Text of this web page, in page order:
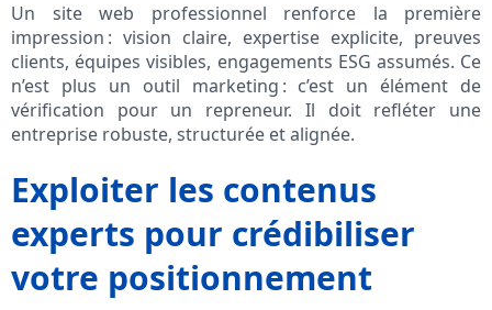
Un site web professionnel renforce la première
impression : vision claire, expertise explicite, preuves
clients, équipes visibles, engagements ESG assumés. Ce
n’est plus un outil marketing : c’est un élément de
vérification pour un repreneur. Il doit refléter une
entreprise robuste, structurée et alignée.
Exploiter les contenus
experts pour crédibiliser
votre positionnement